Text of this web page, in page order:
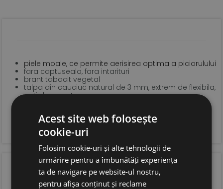
piele moale, ce permite aerisirea optima a piciorulului
fara captuseala, fara intarituri
brant tabacit vegetal
talpa din cauciuc natural de 3 mm, extrem de flexibila,
anti derapanta
sistem de inchidere tip velcro pentru o fixare optima
forma anatomica pentru copii, cu spatiu suficient
pentru degetele.
foarte usoare
OPINIA CLIENTILOR
Acest site web folosește
cookie-uri
Folosim cookie-uri și alte tehnologii de
urmărire pentru a îmbunătăți experiența
ta de navigare pe website-ul nostru,
pentru afișa conținut și reclame